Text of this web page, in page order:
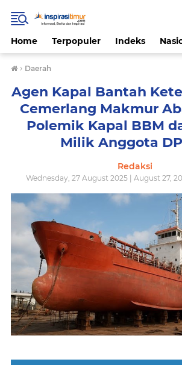
Home Terpopuler Indeks
› Daerah
Agen Kapal Bantah
Cemerlang Makmur
Polemik Kapal BBM
Milik Anggota
Redaksi
Wednesday, 27 August 2025 | August 27,